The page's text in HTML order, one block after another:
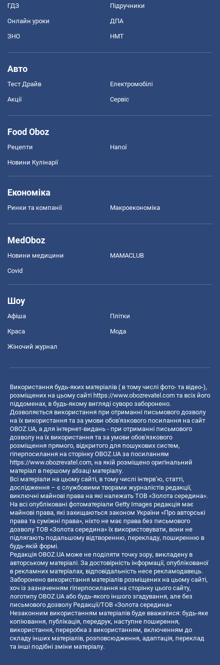
ГДЗ Підручники
Онлайн уроки ДПА
ЗНО НМТ
Авто
Тест Драйв Електромобілі
Акції Сервіс
Food Oboz
Рецепти Напої
Новини Кулінарії
Економіка
Ринки та компанії Макроекономіка
MedOboz
Новини медицини MAMACLUB
Covid
Шоу
Афіша Плітки
Краса Мода
Жіночий журнал
Використання будь-яких матеріалів ( в тому числі фото- та відео-),
розміщених на цьому сайті https://www.obozrevatel.com та всіх його
піддоменах, в будь-якому вигляді суворо заборонено.
Дозволяється використання при отриманні письмового дозволу
на їх використання та за умови обов'язкового посилання на сайт
OBOZ.UA, а для інтернет-видань - при отриманні письмового
дозволу на їх використання та за умови обов'язкового
розміщення прямого, відкритого для пошукових систем,
гіперпосилання на сторінку OBOZ.UA за посиланням
https://www.obozrevatel.com, на якій розміщено оригінальний
матеріал в першому абзаці матеріалу.
Всі матеріали на цьому сайті, в тому числі інтерв’ю, статті,
дослідження – є службовими творами журналістів редакції,
виключні майнові права на які належать ТОВ «Золота середина».
На всі опубліковані фотоматеріали Getty Images редакція має
майнові права, які захищаються законом України «Про авторські
права та суміжні права», ніхто не має права без письмового
дозволу ТОВ «Золота середина» їх використовувати, вони не
підлягають подальшому відтворенню, перекладу, поширенню в
будь-якій формі.
Редакція OBOZ.UA може не поділяти точку зору, викладену в
авторському матеріалі. За достовірність інформації, опублікованої
в рекламних матеріалах, відповідальність несе рекламодавець.
Заборонено використання матеріалів розміщених на цьому сайті,
хоч із зазначенням гіперпосилання на сторінку цього сайту,
логотипу OBOZ.UA або будь-якого іншого згадування, але без
письмового дозволу Редакції/ТОВ «Золота середина»
Незаконним використанням матеріалів буде вважатися: будь-яке
копiювання, публiкацiя, передрук, наступне поширення,
використання, переробка з використанням, включенням до
складу інших матеріалів, розповсюдження, адаптація, переклад
та інші подібні зміни матеріалу.